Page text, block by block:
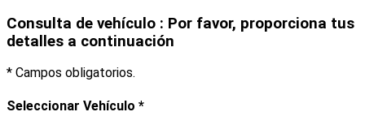
Consulta de vehículo : Por favor, proporciona tus
detalles a continuación
* Campos obligatorios.
Seleccionar Vehículo *